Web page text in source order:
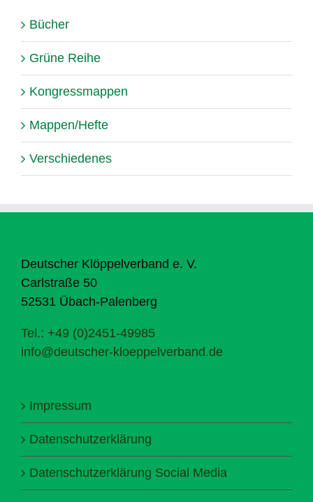
Bücher
Grüne Reihe
Kongressmappen
Mappen/Hefte
Verschiedenes
Deutscher Klöppelverband e. V.
Carlstraße 50
52531 Übach-Palenberg
Tel.: +49 (0)2451-49985
info@deutscher-kloeppelverband.de
Impressum
Datenschutzerklärung
Datenschutzerklärung Social Media